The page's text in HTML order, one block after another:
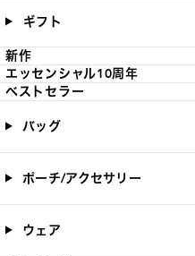
ギフト
新作
エッセンシャル10周年
ベストセラー
バッグ
ポーチ/アクセサリー
ウェア